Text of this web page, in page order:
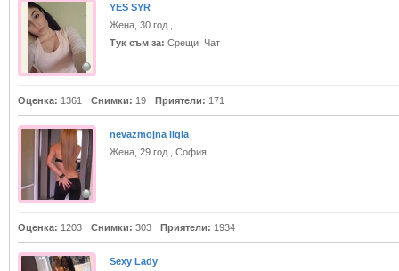
YES SYR
Жена, 30 год.,
Тук съм за: Срещи, Чат
Оценка: 1361 Снимки: 19 Приятели: 171
nevazmojna ligla
Жена, 29 год., София
Оценка: 1203 Снимки: 303 Приятели: 1934
Sexy Lady